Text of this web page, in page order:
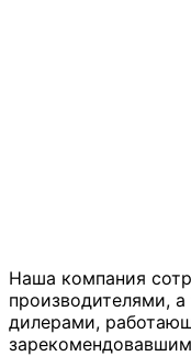
Наша компания
производителями,
дилерами,